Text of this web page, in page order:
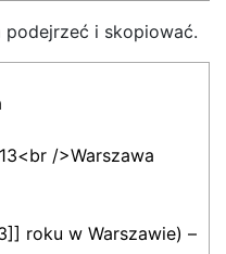
podejrzeć i skopiować.